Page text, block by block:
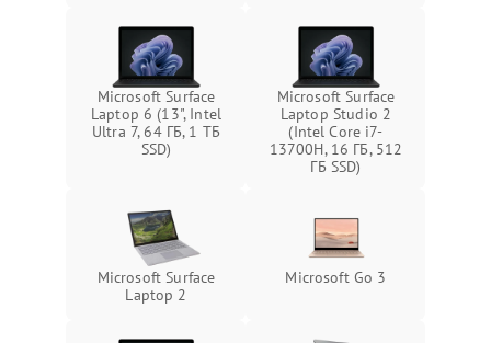
Microsoft Surface
Laptop 6 (13", Intel
Ultra 7, 64 ГБ, 1 ТБ
SSD)
Microsoft Surface
Laptop Studio 2
(Intel Core i7-
13700H, 16 ГБ, 512
ГБ SSD)
Microsoft Surface
Laptop 2
Microsoft Go 3